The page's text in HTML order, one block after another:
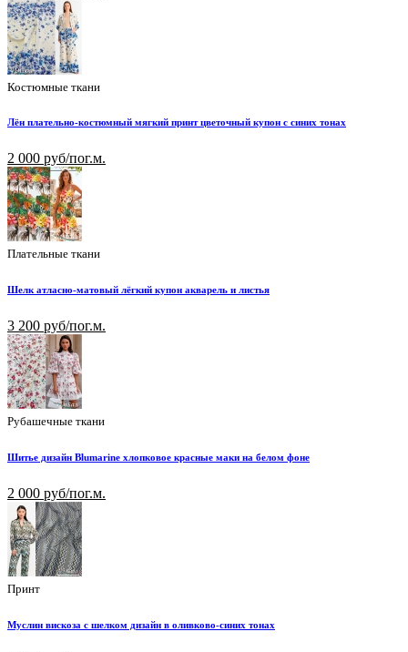
Костюмные ткани
Лён плательно-костюмный мягкий принт цветочный купон с синих тонах
2 000 руб/пог.м.
Плательные ткани
Шелк атласно-матовый лёгкий купон акварель и листья
3 200 руб/пог.м.
Рубашечные ткани
Шитье дизайн Blumarine хлопковое красные маки на белом фоне
2 000 руб/пог.м.
Принт
Муслин вискоза с шелком дизайн в оливково-синих тонах